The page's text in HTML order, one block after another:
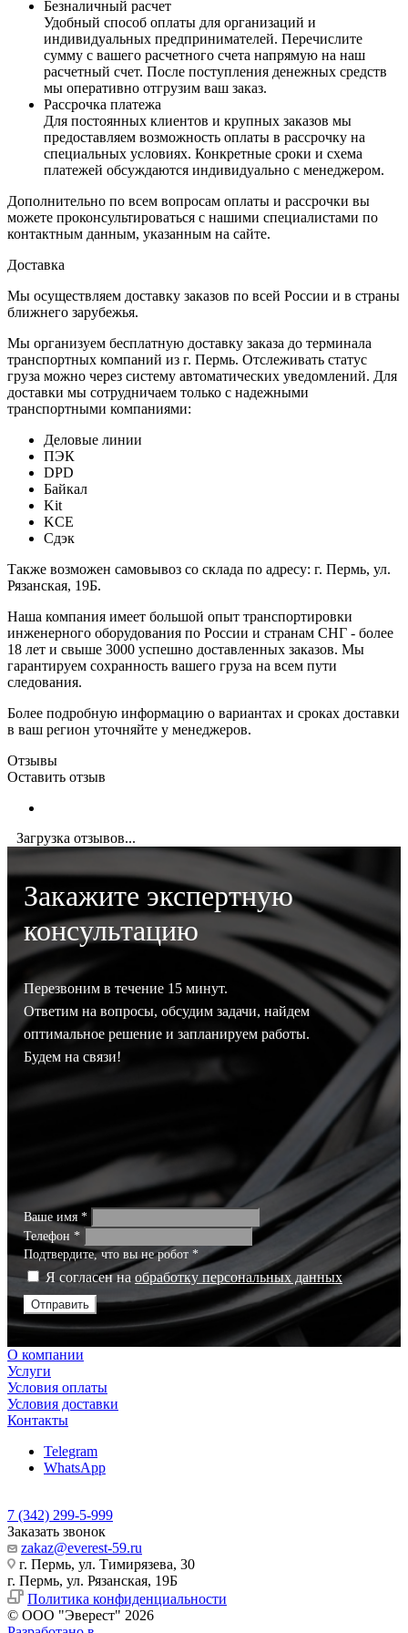
Безналичный расчет
Удобный способ оплаты для организаций и
индивидуальных предпринимателей. Перечислите
сумму с вашего расчетного счета напрямую на наш
расчетный счет. После поступления денежных средств
мы оперативно отгрузим ваш заказ.
Рассрочка платежа
Для постоянных клиентов и крупных заказов мы
предоставляем возможность оплаты в рассрочку на
специальных условиях. Конкретные сроки и схема
платежей обсуждаются индивидуально с менеджером.
Дополнительно по всем вопросам оплаты и рассрочки вы
можете проконсультироваться с нашими специалистами по
контактным данным, указанным на сайте.
Доставка
Мы осуществляем доставку заказов по всей России и в страны
ближнего зарубежья.
Мы организуем бесплатную доставку заказа до терминала
транспортных компаний из г. Пермь. Отслеживать статус
груза можно через систему автоматических уведомлений. Для
доставки мы сотрудничаем только с надежными
транспортными компаниями:
Деловые линии
ПЭК
DPD
Байкал
Kit
KCE
Сдэк
Также возможен самовывоз со склада по адресу: г. Пермь, ул.
Рязанская, 19Б.
Наша компания имеет большой опыт транспортировки
инженерного оборудования по России и странам СНГ - более
18 лет и свыше 3000 успешно доставленных заказов. Мы
гарантируем сохранность вашего груза на всем пути
следования.
Более подробную информацию о вариантах и сроках доставки
в ваш регион уточняйте у менеджеров.
Отзывы
Оставить отзыв
Загрузка отзывов...
Закажите экспертную
консультацию
Перезвоним в течение 15 минут.
Ответим на вопросы, обсудим задачи, найдем
оптимальное решение и запланируем работы.
Будем на связи!
Ваше имя *
Телефон *
Подтвердите, что вы не робот *
Я согласен на обработку персональных данных
Отправить
О компании
Услуги
Условия оплаты
Условия доставки
Контакты
Telegram
WhatsApp
7 (342) 299-5-999
Заказать звонок
zakaz@everest-59.ru
г. Пермь, ул. Тимирязева, 30
г. Пермь, ул. Рязанская, 19Б
Политика конфиденциальности
© ООО "Эверест" 2026